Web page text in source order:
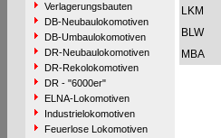
Verlagerungsbauten
DB-Neubaulokomotiven
DB-Umbaulokomotiven
DR-Neubaulokomotiven
DR-Rekolokomotiven
DR - "6000er"
ELNA-Lokomotiven
Industrielokomotiven
Feuerlose Lokomotiven
LKM
BLW
MBA